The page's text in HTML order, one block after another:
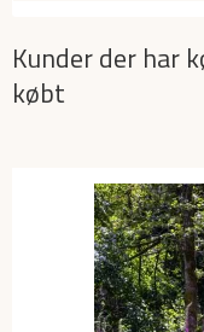
Kunder der har
købt